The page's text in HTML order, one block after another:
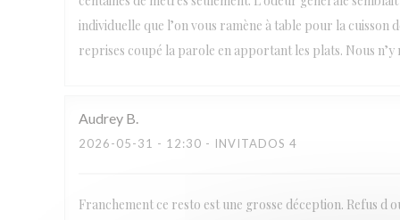
individuelle que l’on vous ramène à table pour la
reprises coupé la parole en apportant les plats. Nous
Audrey B
2026-05-31 - 12:30 - INVITADOS 4
Franchement ce resto est une grosse déception. Refus d